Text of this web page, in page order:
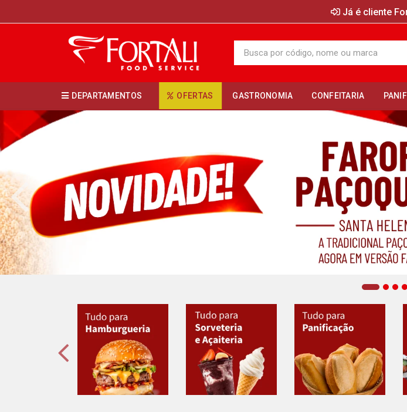
Já é cliente
DEPARTAMENTOS OFERTAS GASTRONOMIA CONFEITARIA